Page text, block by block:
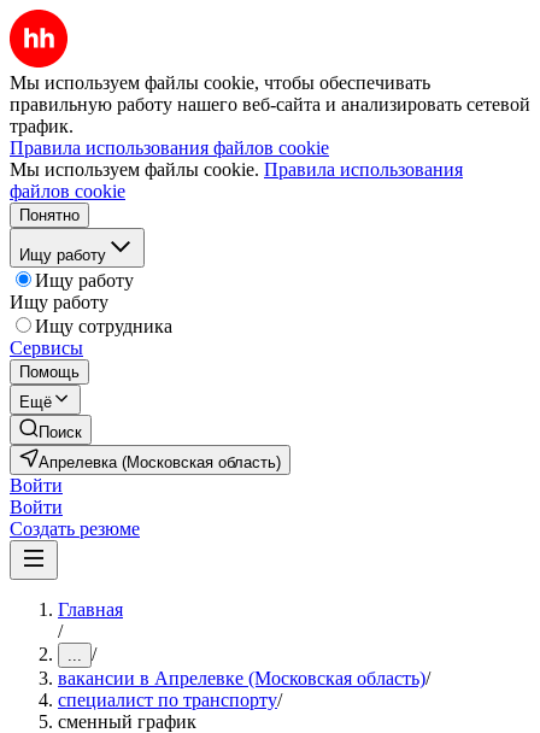
Мы используем файлы cookie, чтобы обеспечивать
правильную работу нашего веб-сайта и анализировать сетевой
трафик.
Правила использования файлов cookie
Мы используем файлы cookie. Правила использования
файлов cookie
Понятно
Ищу работу
Ищу работу
Ищу работу
Ищу сотрудника
Сервисы
Помощь
Ещё
Поиск
Апрелевка (Московская область)
Войти
Войти
Создать резюме
Главная
/
... /
вакансии в Апрелевке (Московская область)/
специалист по транспорту/
сменный график